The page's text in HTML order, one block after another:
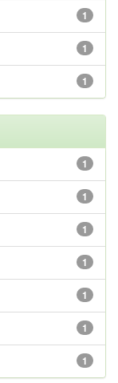
1
1
1
1
1
1
1
1
1
1